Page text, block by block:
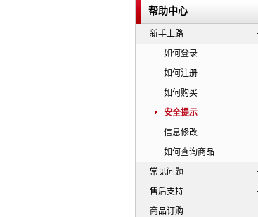
帮助中心
新手上路
如何登录
如何注册
如何购买
安全提示
信息修改
如何查询商品
常见问题
售后支持
商品订购